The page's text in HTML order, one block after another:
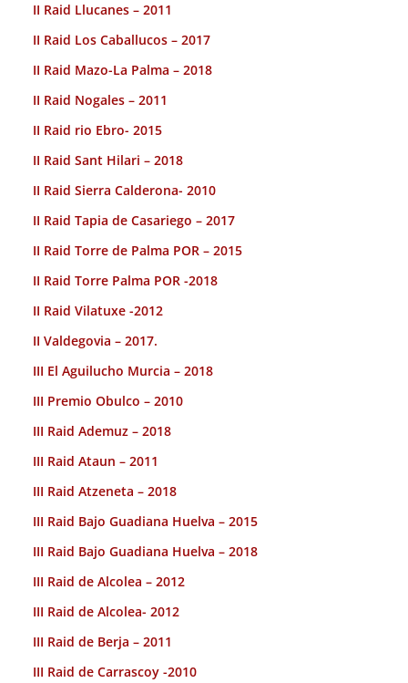
II Raid Llucanes – 2011
II Raid Los Caballucos – 2017
II Raid Mazo-La Palma – 2018
II Raid Nogales – 2011
II Raid rio Ebro- 2015
II Raid Sant Hilari – 2018
II Raid Sierra Calderona- 2010
II Raid Tapia de Casariego – 2017
II Raid Torre de Palma POR – 2015
II Raid Torre Palma POR -2018
II Raid Vilatuxe -2012
II Valdegovia – 2017.
III El Aguilucho Murcia – 2018
III Premio Obulco – 2010
III Raid Ademuz – 2018
III Raid Ataun – 2011
III Raid Atzeneta – 2018
III Raid Bajo Guadiana Huelva – 2015
III Raid Bajo Guadiana Huelva – 2018
III Raid de Alcolea – 2012
III Raid de Alcolea- 2012
III Raid de Berja – 2011
III Raid de Carrascoy -2010